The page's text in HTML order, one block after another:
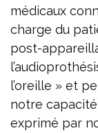
médicaux
charge du
post-
l’oreille » et
notre
exprimé par